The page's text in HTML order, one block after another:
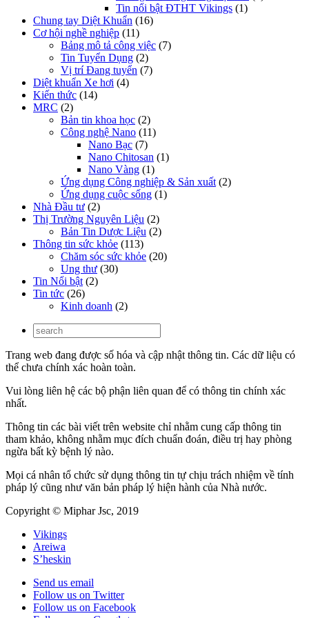
Tin nổi bật ĐTHT Vikings (1)
Chung tay Diệt Khuẩn (16)
Cơ hội nghề nghiệp (11)
Bảng mô tả công việc (7)
Tin Tuyển Dụng (2)
Vị trí Đang tuyển (7)
Diệt khuẩn Xe hơi (4)
Kiến thức (14)
MRC (2)
Bản tin khoa học (2)
Công nghệ Nano (11)
Nano Bạc (7)
Nano Chitosan (1)
Nano Vàng (1)
Ứng dụng Công nghiệp & Sản xuất(2)
Ứng dụng cuộc sống (1)
Nhà Đầu tư (2)
Thị Trường Nguyên Liệu (2)
Bản Tin Dược Liệu (2)
Thông tin sức khỏe (113)
Chăm sóc sức khỏe (20)
Ung thư (30)
Tin Nổi bật(2)
Tin tức (26)
Kinh doanh (2)
Trang web đang được số hóa và cập nhật thông tin. Các dữ liệu có
thể chưa chính xác hoàn toàn.
Vui lòng liên hệ các bộ phận liên quan để có thông tin chính xác
nhất.
Thông tin các bài viết trên website chỉ nhằm cung cấp thông tin
tham khảo, không nhằm mục đích chuẩn đoán, điều trị hay phòng
ngừa bất kỳ bệnh lý nào.
Mọi cá nhân tổ chức sử dụng thông tin tự chịu trách nhiệm về tính
pháp lý cũng như văn bản pháp lý hiện hành của Nhà nước.
Copyright © Miphar Jsc, 2019
Vikings
Areiwa
S’heskin
Send us email
Follow us on Twitter
Follow us on Facebook